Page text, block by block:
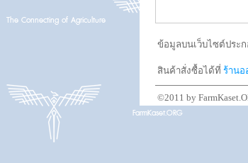
ข้อมูลบนเว็บไซต์ประ
สินค้าสั่งซื้อได้ที่ ร้านอ
©2011 by